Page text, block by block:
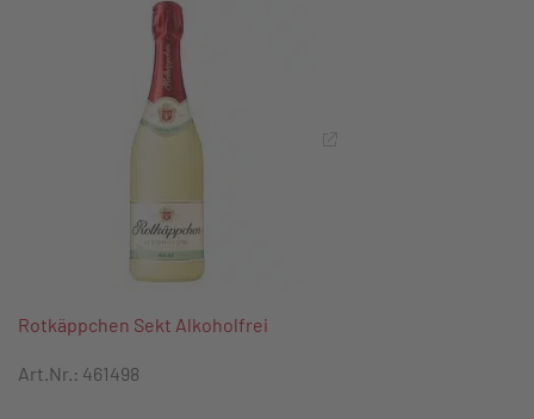
Rotkäppchen Sekt Alkoholfrei
Art.Nr.: 461498